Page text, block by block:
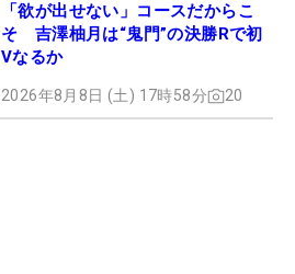
「欲が出せない」コースだからこ
そ 吉澤柚月は“鬼門”の決勝Rで初
Vなるか
2026年8月8日 (土) 17時58分 20